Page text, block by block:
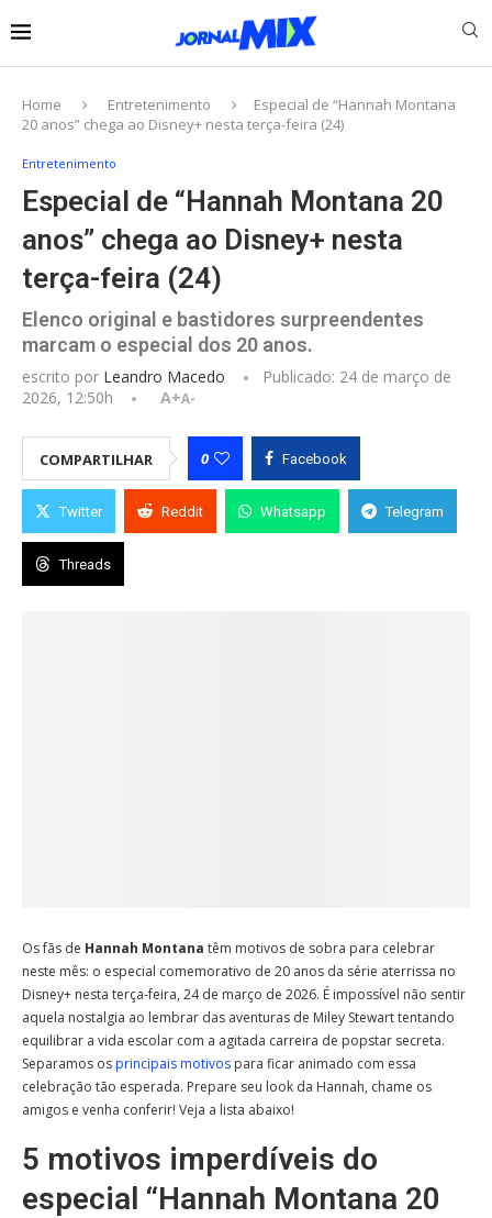
Home Entretenimento
Especial de “Hannah Montana
20 anos” chega ao Disney+ nesta terça-feira (24)
Entretenimento
Especial de “Hannah Montana 20
anos” chega ao Disney+ nesta
terça-feira (24)
Elenco original e bastidores surpreendentes
marcam o especial dos 20 anos.
escrito por Leandro Macedo Publicado: 24 de março de
2026, 12:50h
A+A-
COMPARTILHAR 0 Facebook
Twitter Reddit Whatsapp Telegram
Threads
Os fãs de Hannah Montana têm motivos de sobra para celebrar
neste mês: o especial comemorativo de 20 anos da série aterrissa no
Disney+ nesta terça-feira, 24 de março de 2026. É impossível não sentir
aquela nostalgia ao lembrar das aventuras de Miley Stewart tentando
equilibrar a vida escolar com a agitada carreira de popstar secreta.
Separamos osprincipais motivos para ficar animado com essa
celebração tão esperada. Prepare seu look da Hannah, chame os
amigos e venha conferir! Veja a lista abaixo!
5 motivos imperdíveis do
especial “Hannah Montana 20